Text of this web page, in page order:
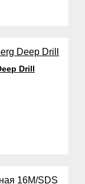
Drill